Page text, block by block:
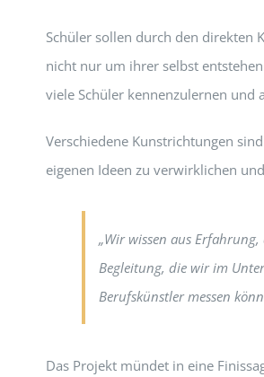
Schüler sollen durch den direkten
nicht nur um ihrer selbst
viele Schüler kennenzulernen und
Verschiedene Kunstrichtungen
eigenen Ideen zu verwirklichen
„Wir wissen aus
Begleitung, die wir im
Berufskünstler messen
Das Projekt mündet in eine